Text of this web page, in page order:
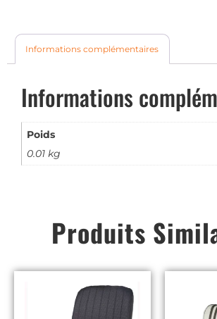
Informations complémentaires
Informations
Poids
0.01 kg
Produits